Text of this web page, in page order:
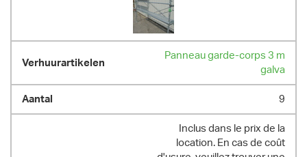
Panneau garde-corps 3 m
galva
9
Inclus dans le prix de la
location. En cas de coût